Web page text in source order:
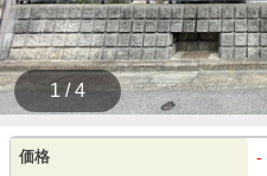
1 / 4
価格 -